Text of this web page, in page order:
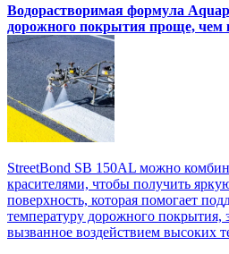
Водорастворимая формула
дорожного покрытия проще, чем
StreetBond SB 150AL можно
красителями, чтобы получить
поверхность, которая помогает
температуру дорожного покрытия,
вызванное воздействием высоких